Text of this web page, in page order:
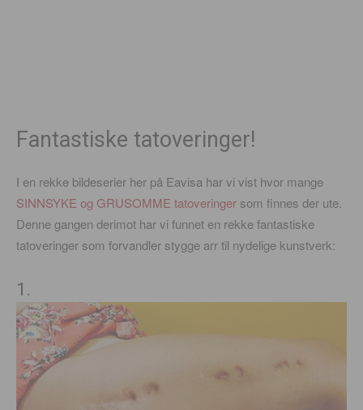
Fantastiske tatoveringer!
I en rekke bildeserier her på Eavisa har vi vist hvor mange
SINNSYKE og GRUSOMME tatoveringer som finnes der ute.
Denne gangen derimot har vi funnet en rekke fantastiske
tatoveringer som forvandler stygge arr til nydelige kunstverk:
1.